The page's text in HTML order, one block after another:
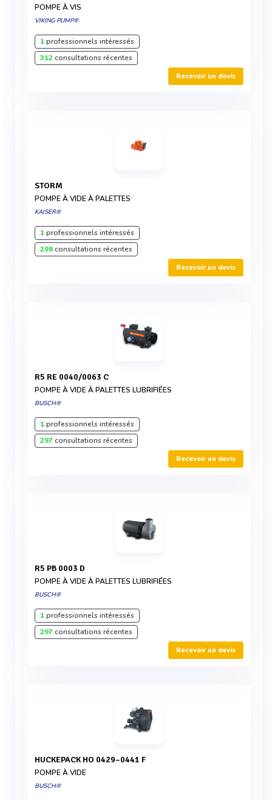
POMPE À VIS
VIKING PUMP®
1professionnels intéressés
312consultations récentes
Recevoir un devis
STORM
POMPE À VIDE À PALETTES
KAISER®
1professionnels intéressés
298consultations récentes
Recevoir un devis
R5 RE 0040/0063 C
POMPE À VIDE À PALETTES LUBRIFIÉES
BUSCH®
1professionnels intéressés
297consultations récentes
Recevoir un devis
R5 PB 0003 D
POMPE À VIDE À PALETTES LUBRIFIÉES
BUSCH®
1professionnels intéressés
297consultations récentes
Recevoir un devis
HUCKEPACK HO 0429–0441 F
POMPE À VIDE
BUSCH®